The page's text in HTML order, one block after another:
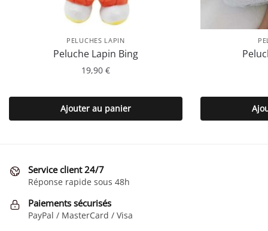
PELUCHES LAPIN
Peluche Lapin Bing
19,90 €
Ajouter au panier
Service client 24/7
Réponse rapide sous 48h
Paiements sécurisés
PayPal / MasterCard / Visa